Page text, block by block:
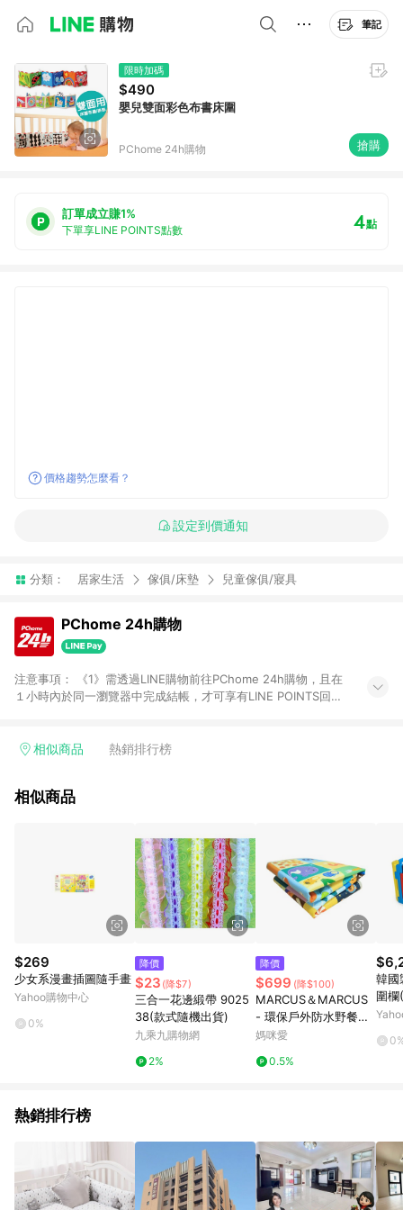
筆記
限時加碼
$490
嬰兒雙面彩色布書床圍
PChome 24h購物 搶購
訂單成立賺1%
下單享LINE POINTS點數 4點
價格趨勢怎麼看？
設定到價通知
分類： 居家生活 傢俱/床墊 兒童傢俱/寢具
PChome 24h購物
注意事項： 《1》需透過LINE購物前往PChome 24h購物，且在
１小時內於同一瀏覽器中完成結帳，才可享有LINE POINTS回饋
在點數回饋範圍內。 《3》如取消訂單、退貨、購物中登出
品、票券、訂閱方案、PChome儲值商品、企業專區/企業採購、
[2026/6/2起適用] 《5》回饋點數的計算將會排除【訂單活動折
扣 (含折價券折扣)】、【P幣扣抵】、【現金積點扣抵】及【訂單
運費】等金額。 《6》符合LINE POINTS回饋資格之訂單將於商
家訂單頁面標示「LINE回饋」，若無此標示則 不符合回饋LINE
POINTS點數資格亦不得使用點數紅包 。 《7》LINE購物設有
「單一商品最高回饋點數」機制 (特殊活動時開放「回饋無上
限」)，以同一訂單中同一商品不論件數計算，並依訂單成立時間
當下LINE購物所設定的回饋機制為準。 《8》LINE購物為購物資
訊整合性平台，商品資料更新會有時間差，如顯示之商品規格、
顏色、價位、贈品與PChome 24h購物銷售網頁不符，以銷售網
頁標示為準！
相似商品 熱銷排行榜
相似商品
$269
少女系漫畫插圖隨手畫
Yahoo購物中心
0%
降價
$23 (降$7)
三合一花邊緞帶 9025
38(款式隨機出貨)
九乘九購物網
2%
降價
$699 (降$100)
MARCUS＆MARCUS
- 環保戶外防水野餐墊
(附提袋)
媽咪愛
0.5%
韓國
圍
色
熱銷排行榜